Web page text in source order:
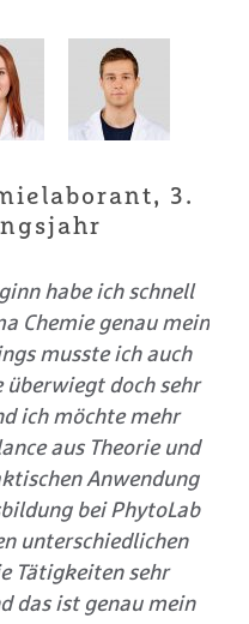
3.
habe ich schnell
Chemie genau mein
musste ich auch
überwiegt doch sehr
ich möchte mehr
aus Theorie und
Anwendung
bei PhytoLab
unterschiedlichen
Tätigkeiten sehr
das ist genau mein